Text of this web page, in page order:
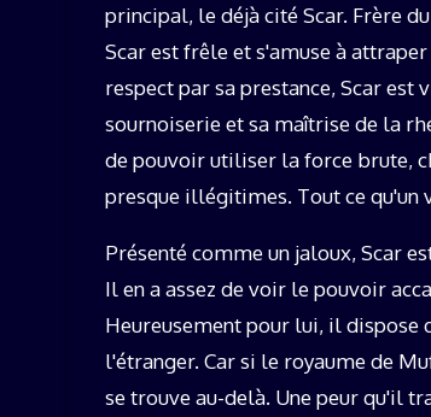
principal, le déjà cité Scar. Frère
Scar est frêle et s'amuse à
respect par sa prestance, Scar
sournoiserie et sa maîtrise de la
de pouvoir utiliser la force brute,
presque illégitimes. Tout ce qu'un
Présenté comme un jaloux, Scar
Il en a assez de voir le pouvoir
Heureusement pour lui, il dispose
l'étranger. Car si le royaume de
se trouve au-delà. Une peur qu'il